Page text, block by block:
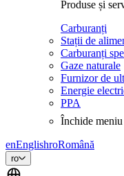
Produse și
Carburanți
Stații de
Carburanți
Gaze naturale
Furnizor de
Energie
PPA
Închide meniu
enEnglishroRomână
ro